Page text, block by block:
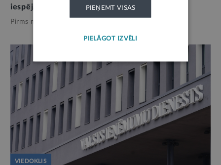
iespējas un pievienotā vērtība
Pirms mēneša,
VIEDOKLIS
PIEŅEMT VISAS
PIELĀGOT IZVĒLI